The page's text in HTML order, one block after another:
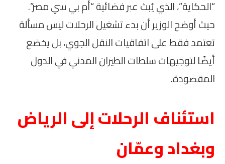
“الحكاية”، الذي يُبث عبر فضائية “أم بي سي مصر”.
حيث أوضح الوزير أن بدء تشغيل الرحلات ليس مسألة
تعتمد فقط على اتفاقيات النقل الجوي، بل يخضع
أيضًا لتوجيهات سلطات الطيران المدني في الدول
المقصودة.
استئناف الرحلات إلى الرياض
وبغداد وعمّان